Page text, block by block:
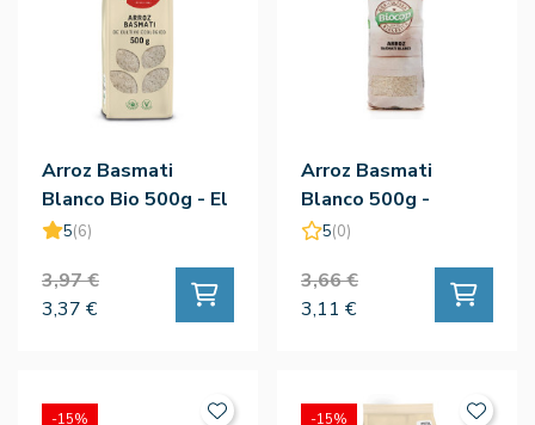
Arroz Basmati
Blanco Bio 500g - El
Granero
5(6)
3,97 €
3,37 €
Arroz Basmati
Blanco 500g -
Biocop
5(0)
3,66 €
3,11 €
-15% -15%